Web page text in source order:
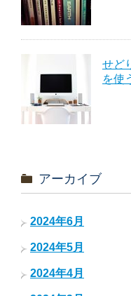
せど
を使
アーカイブ
2024年6月
2024年5月
2024年4月